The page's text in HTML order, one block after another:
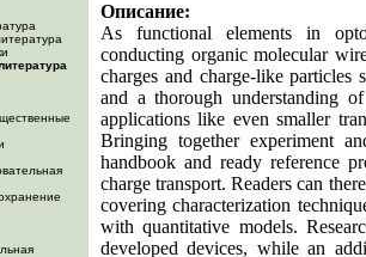
Описание:
As functional elements in
conducting organic molecular
charges and charge-like particles
and a thorough understanding
applications like even smaller
Bringing together experiment
handbook and ready reference
charge transport. Readers can
covering characterization
with quantitative models.
developed devices, while an